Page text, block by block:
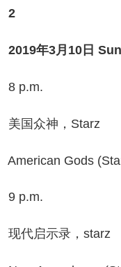
年3月10日
众神，Starz
Gods
启示录，starz